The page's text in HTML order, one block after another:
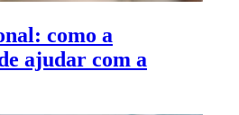
como a
ajudar com a